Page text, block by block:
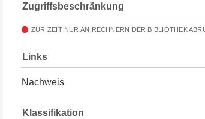
Zugriffsbeschränkung
ZUR ZEIT NUR AN RECHNERN DER BIBLIOTHEK
Links
Nachweis
Klassifikation